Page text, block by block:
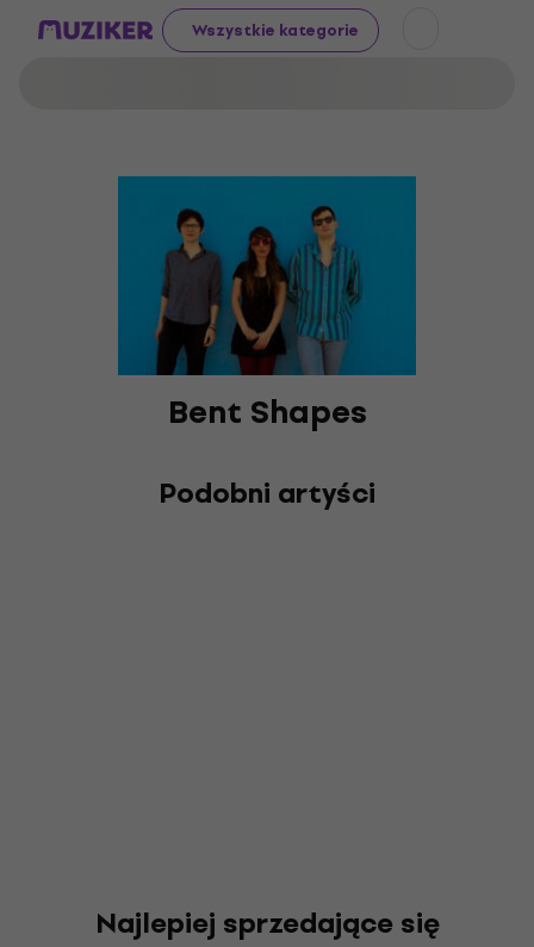
Wszystkie kategorie
Bent Shapes
Podobni artyści
Najlepiej sprzedające się